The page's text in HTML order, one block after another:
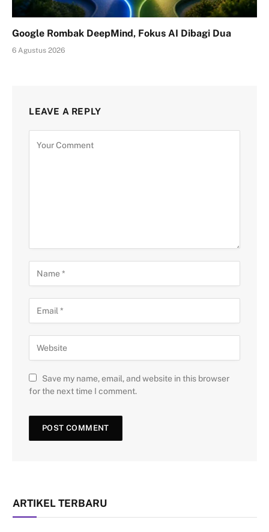
Google Rombak DeepMind, Fokus AI Dibagi Dua
6 Agustus 2026
LEAVE A REPLY
Save my name, email, and website in this browser
for the next time I comment.
ARTIKEL TERBARU